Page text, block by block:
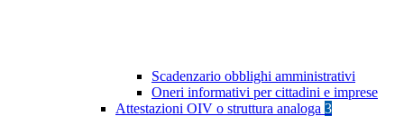
Scadenzario obblighi amministrativi
Oneri informativi per cittadini e imprese
Attestazioni OIV o struttura analoga 3